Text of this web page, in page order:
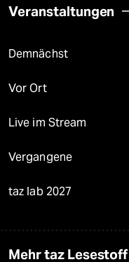
Veranstaltungen
Demnächst
Vor Ort
Live im Stream
Vergangene
taz lab 2027
Mehr taz Lesestoff